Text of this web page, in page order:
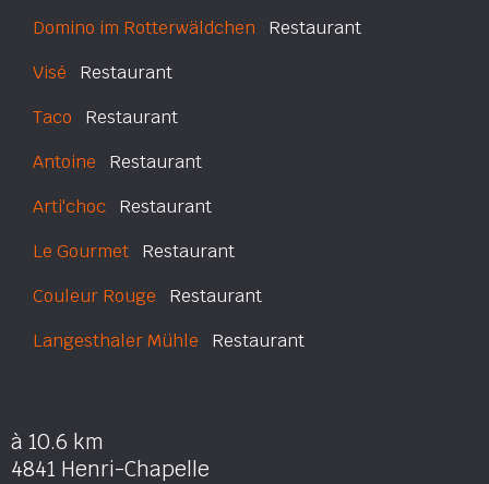
Domino im Rotterwäldchen Restaurant
Visé Restaurant
Taco Restaurant
Antoine Restaurant
Arti'choc Restaurant
Le Gourmet Restaurant
Couleur Rouge Restaurant
Langesthaler Mühle Restaurant
à 10.6 km
4841 Henri-Chapelle